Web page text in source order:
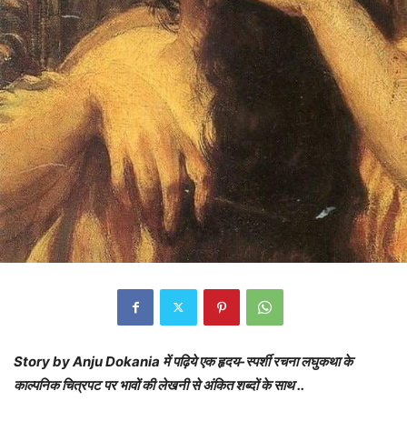
Story by Anju Dokania में पढ़िये एक हृदय-स्पर्शी रचना लघुकथा के
काल्पनिक चित्रपट पर भावों की लेखनी से अंकित शब्दों के साथ ..